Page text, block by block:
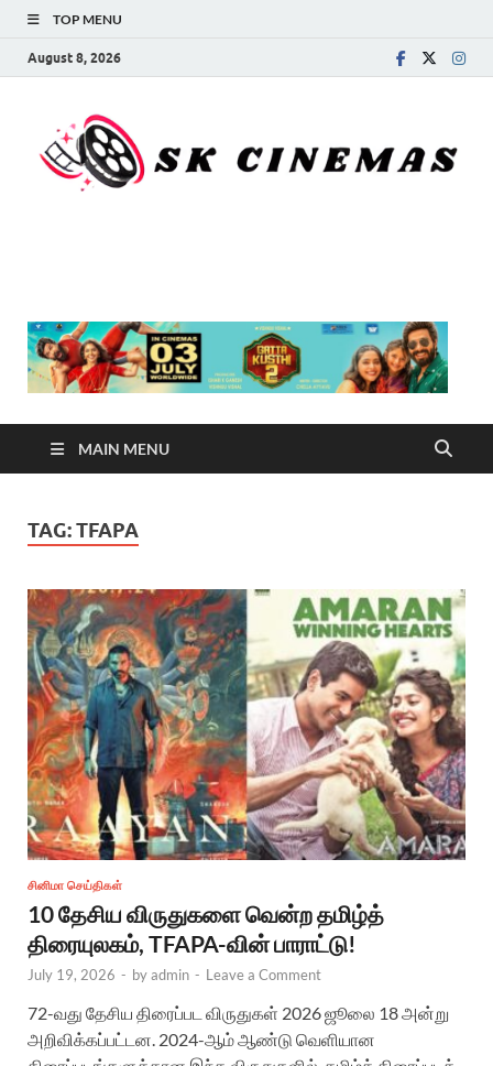
TOP MENU
August 8, 2026
MAIN MENU
TAG:TFAPA
சினிமா செய்திகள்
10 தேசிய விருதுகளை வென்ற தமிழ்த்
திரையுலகம், TFAPA-வின் பாராட்டு!
July 19, 2026 - byadmin - Leave a Comment
72-வது தேசிய திரைப்பட விருதுகள் 2026 ஜூலை 18 அன்று
அறிவிக்கப்பட்டன. 2024-ஆம் ஆண்டு வெளியான